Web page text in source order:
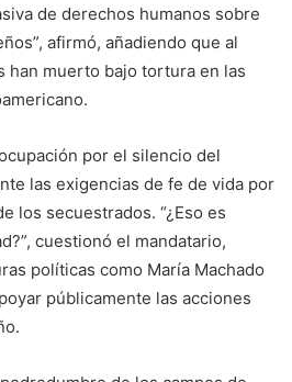
de derechos humanos sobre
afirmó, añadiendo que al
han muerto bajo tortura en las
por el silencio del
las exigencias de fe de vida por
los secuestrados. “¿Eso es
cuestionó el mandatario,
políticas como María Machado
públicamente las acciones